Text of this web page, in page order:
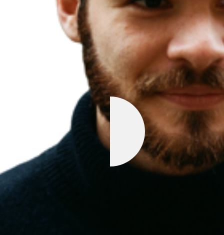
udgifter på det specialiserede socialområde
faktisk skaber bedre kvalitet for udsatte borgere i
specialiserede tilbud.